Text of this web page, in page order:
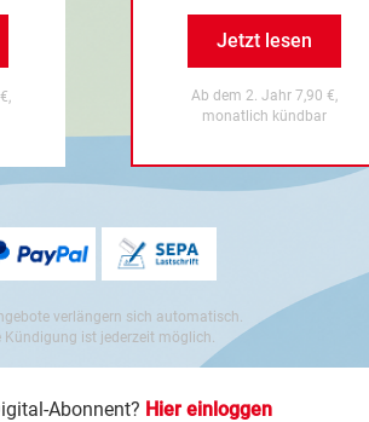
Jetzt lesen
Ab dem 2. Jahr 7,90 €,
monatlich kündbar
verlängern sich automatisch.
Kündigung ist jederzeit möglich.
Abonnent? Hier einloggen